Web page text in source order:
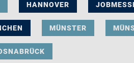
HANNOVER
MÜNSTER